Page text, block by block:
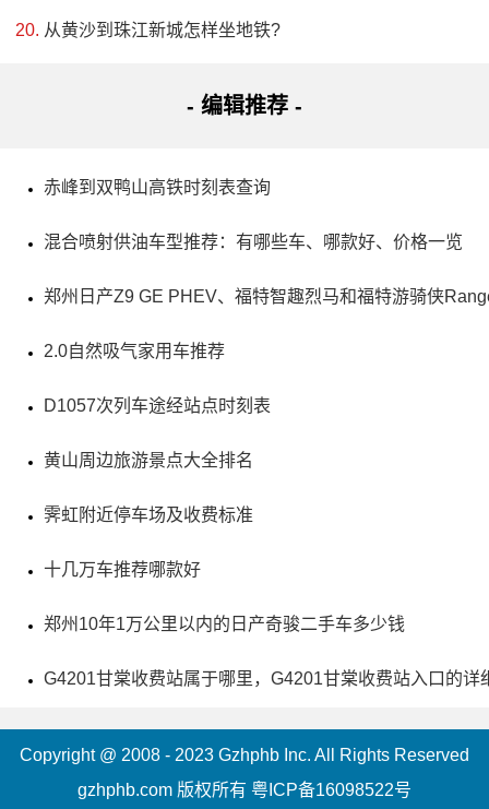
从黄沙到珠江新城怎样坐地铁?
- 编辑推荐 -
赤峰到双鸭山高铁时刻表查询
混合喷射供油车型推荐：有哪些车、哪款好、价格一览
郑州日产Z9 GE PHEV、福特智趣烈马和福特游骑侠
2.0自然吸气家用车推荐
D1057次列车途经站点时刻表
黄山周边旅游景点大全排名
霁虹附近停车场及收费标准
十几万车推荐哪款好
郑州10年1万公里以内的日产奇骏二手车多少钱
G4201甘棠收费站属于哪里，G4201甘棠收费站入口的详
Copyright @ 2008 - 2023 Gzhphb Inc. All Rights Reserved
gzhphb.com 版权所有 粤ICP备16098522号